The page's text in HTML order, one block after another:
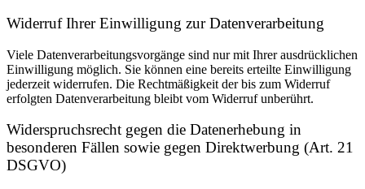
Widerruf Ihrer Einwilligung zur Datenverarbeitung
Viele Datenverarbeitungsvorgänge sind nur mit Ihrer ausdrücklichen
Einwilligung möglich. Sie können eine bereits erteilte Einwilligung
jederzeit widerrufen. Die Rechtmäßigkeit der bis zum Widerruf
erfolgten Datenverarbeitung bleibt vom Widerruf unberührt.
Widerspruchsrecht gegen die Datenerhebung in
besonderen Fällen sowie gegen Direktwerbung (Art. 21
DSGVO)